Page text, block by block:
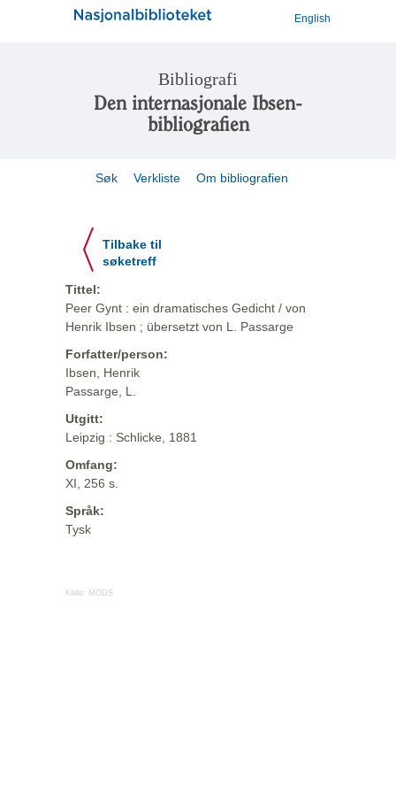
English
Bibliografi
Den internasjonale Ibsen-
bibliografien
Søk Verkliste Om bibliografien
Tilbake til
søketreff
Tittel:
Peer Gynt : ein dramatisches Gedicht / von
Henrik Ibsen ; übersetzt von L. Passarge
Forfatter/person:
Ibsen, Henrik
Passarge, L.
Utgitt:
Leipzig : Schlicke, 1881
Omfang:
XI, 256 s.
Språk:
Tysk
Kilde: MODS